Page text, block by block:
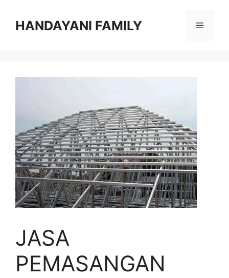
HANDAYANI FAMILY Menu
JASA
PEMASANGAN